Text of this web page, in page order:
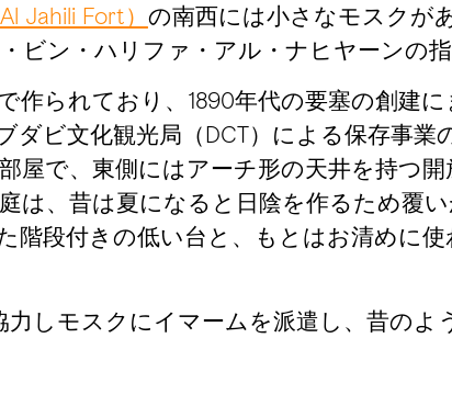
Jahili Fort） の南西には小さなモスクが
ン・ハリファ・アル・ナヒヤーンの
作られており、1890年代の要塞の創建
ビ文化観光局（DCT）による保存事業
屋で、東側にはアーチ形の天井を持つ
は、昔は夏になると日陰を作るため覆
階段付きの低い台と、もとはお清めに
力しモスクにイマームを派遣し、昔の